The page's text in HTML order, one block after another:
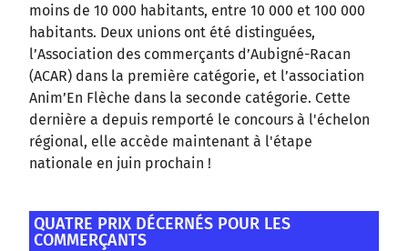
moins de 10 000 habitants, entre 10 000 et 100 000
habitants. Deux unions ont été distinguées,
l’Association des commerçants d’Aubigné-Racan
(ACAR) dans la première catégorie, et l’association
Anim’En Flèche dans la seconde catégorie. Cette
dernière a depuis remporté le concours à l'échelon
régional, elle accède maintenant à l'étape
nationale en juin prochain !
QUATRE PRIX DÉCERNÉS POUR LES
COMMERÇANTS